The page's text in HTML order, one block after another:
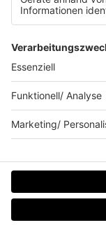
1deutsch.de
© barba radio.